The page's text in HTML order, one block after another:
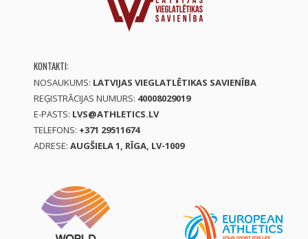
KONTAKTI:
NOSAUKUMS: LATVIJAS VIEGLATLĒTIKAS SAVIENĪBA
REĢISTRĀCIJAS NUMURS: 40008029019
E-PASTS: LVS@ATHLETICS.LV
TELEFONS: +371 29511674
ADRESE: AUGŠIELA 1, RĪGA, LV-1009